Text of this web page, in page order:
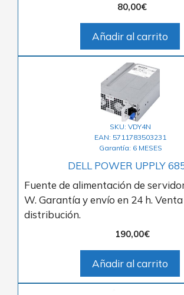
80,00€
Añadir al carrito
SKU: VDY4N
EAN: 5711783503231
Garantía: 6 MESES
DELL POWER UPPLY
Fuente de alimentación de
W. Garantía y envío en 24 h.
distribución.
190,00€
Añadir al carrito